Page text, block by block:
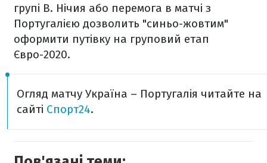
групі B. Нічия або перемога в матчі з
Португалією дозволить "синьо-жовтим"
оформити путівку на груповий етап
Євро-2020.
Огляд матчу Україна – Португалія читайте на
сайті Спорт24.